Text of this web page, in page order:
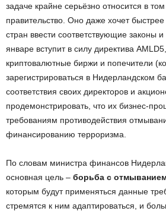
задаче крайне серьёзно относится в
правительство. Оно даже хочет быстрее
стран ввести соответствующие законы
январе вступит в силу директива
криптовалютные биржи и попечители
зарегистрироваться в Нидерландском
соответствия своих директоров и
продемонстрировать, что их бизнес-
требованиям противодействия
финансированию терроризма.
По словам министра финансов
основная цель – борьба с
которым будут применяться данные
стремятся к ним адаптироваться, и